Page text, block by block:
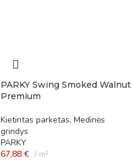
PARKY Swing Smoked Walnut
Premium
Kietintas parketas, Medinės
grindys
PARKY
67,88 € m²